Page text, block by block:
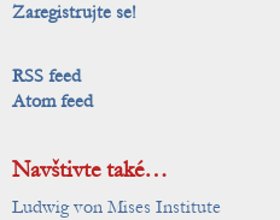
Zaregistrujte se!
RSS feed
Atom feed
Navštivte také…
Ludwig von Mises Institute